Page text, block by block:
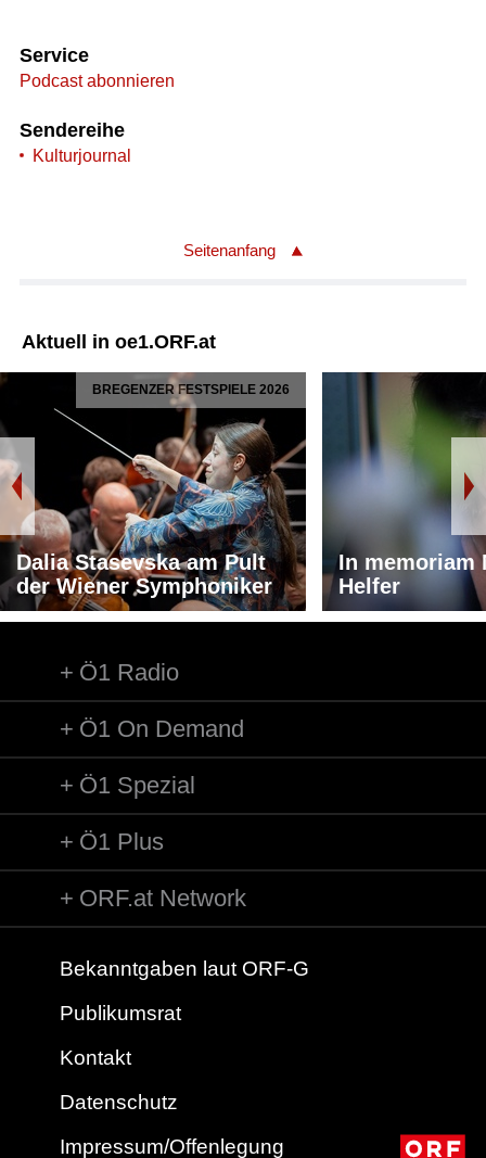
Service
Podcast abonnieren
Sendereihe
Kulturjournal
Seitenanfang
Aktuell in oe1.ORF.at
BREGENZER FESTSPIELE 2026
Dalia Stasevska am Pult
der Wiener Symphoniker
In memoriam
Helfer
Ö1 Radio
Ö1 On Demand
Ö1 Spezial
Ö1 Plus
ORF.at Network
Bekanntgaben laut ORF-G
Publikumsrat
Kontakt
Datenschutz
Impressum/Offenlegung